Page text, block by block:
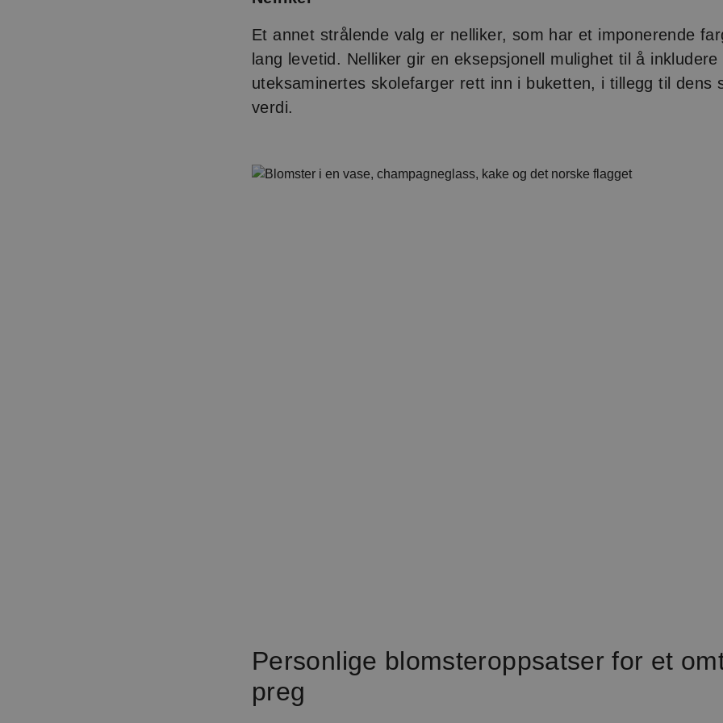
Et annet strålende valg er nelliker, som har et imponerende
lang levetid. Nelliker gir en eksepsjonell mulighet til å inkludere
uteksaminertes skolefarger rett inn i buketten, i tillegg til dens
verdi.
Personlige blomsteroppsatser for et
preg